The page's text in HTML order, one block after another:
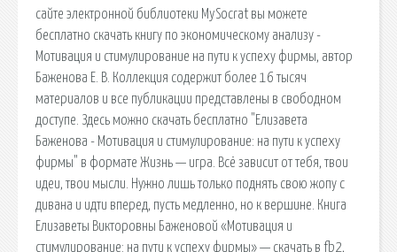
сайте электронной библиотеки MySocrat вы можете
бесплатно скачать книгу по экономическому анализу -
Мотивация и стимулирование на пути к успеху фирмы, автор
Баженова Е. В. Коллекция содержит более 16 тысяч
материалов и все публикации представлены в свободном
доступе. Здесь можно скачать бесплатно "Елизавета
Баженова - Мотивация и стимулирование: на пути к успеху
фирмы" в формате Жизнь — игра. Всё зависит от тебя, твои
идеи, твои мысли. Нужно лишь только поднять свою жопу с
дивана и идти вперед, пусть медленно, но к вершине. Книга
Елизаветы Викторовны Баженовой «Мотивация и
стимулирование: на пути к успеху фирмы» — скачать в fb2,